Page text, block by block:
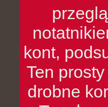
kont,
Ten
drobne